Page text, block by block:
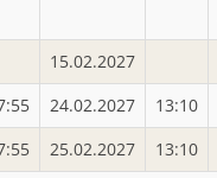
15.02.2027
24.02.2027 13:10
25.02.2027 13:10